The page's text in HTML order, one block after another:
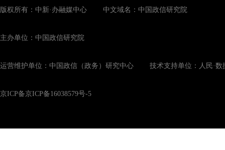
版权所有：中新·办融媒中心 中文域名：中国政信研究院
主办单位：中国政信研究院
运营维护单位：中国政信（政务）研究中心 技术支持单位：人民·数
京ICP备京ICP备16038579号-5